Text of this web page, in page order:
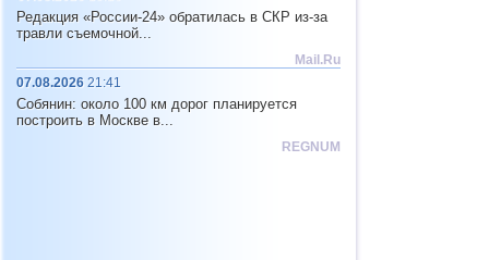
17 Бутан 3,8
18 Эквадор
19 Гватемала
20 Пуэрто-Рико 2,7...3,6
2,5...3,5 4
Редакция «России-24» обратилась в СКР из-за
травли съемочной...
Mail.Ru
07.08.2026 21:41
Собянин: около 100 км дорог планируется
построить в Москве в...
REGNUM